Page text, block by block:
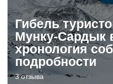
Гибель
Мунку-Сардык
хронология
подробности
3 отзыва